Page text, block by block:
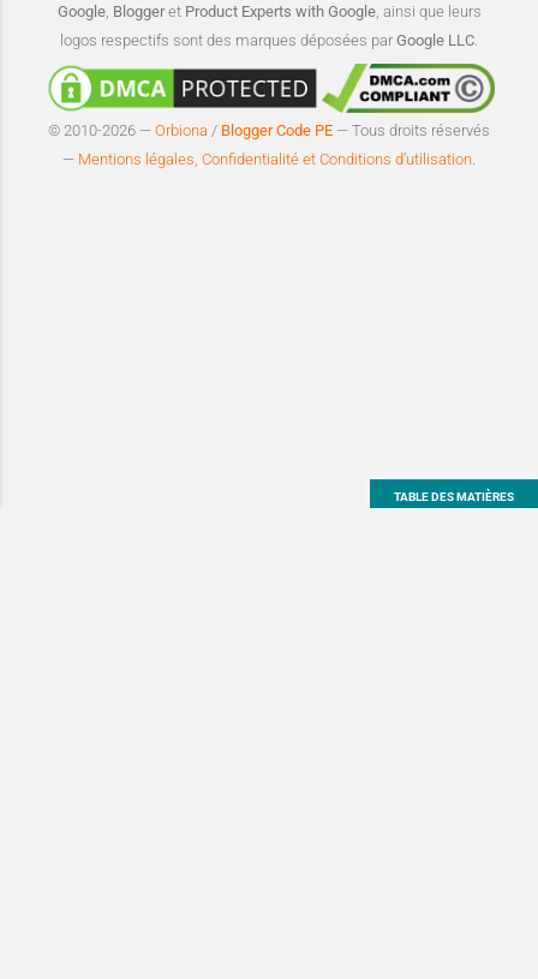
TABLE DES MATIÈRES
Google, Bloggeret Product Experts with Google, ainsi que leurs
logos respectifs sont des marques déposées par Google LLC
© 2010-2026 — Orbiona / Blogger Code PE — Tous droits réservés
— Mentions légales, Confidentialité et Conditions d’utilisation